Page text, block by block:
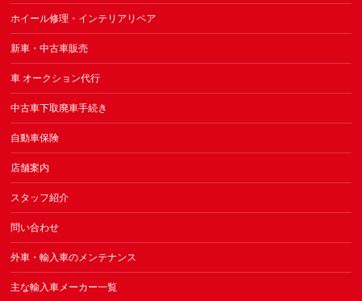
ホイール修理・インテリアリペア
新車・中古車販売
車 オークション代行
中古車下取廃車手続き
自動車保険
店舗案内
スタッフ紹介
問い合わせ
外車・輸入車のメンテナンス
主な輸入車メーカー一覧